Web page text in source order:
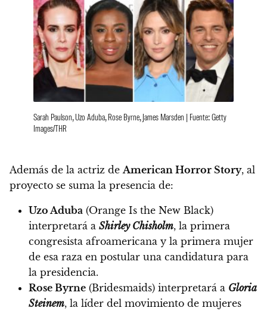
Sarah Paulson, Uzo Aduba, Rose Byrne, James Marsden | Fuente: Getty
Images/THR
Además de la actriz deAmerican Horror Story, al
proyecto se suma la presencia de:
Uzo Aduba (Orange Is the New Black)
interpretará a Shirley Chisholm, la primera
congresista afroamericana y la primera mujer
de esa raza en postular una candidatura para
la presidencia.
Rose Byrne (Bridesmaids) interpretará a Gloria
Steinem, la líder del movimiento de mujeres